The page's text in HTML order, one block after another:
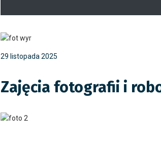
29 listopada 2025
Zajęcia fotografii i